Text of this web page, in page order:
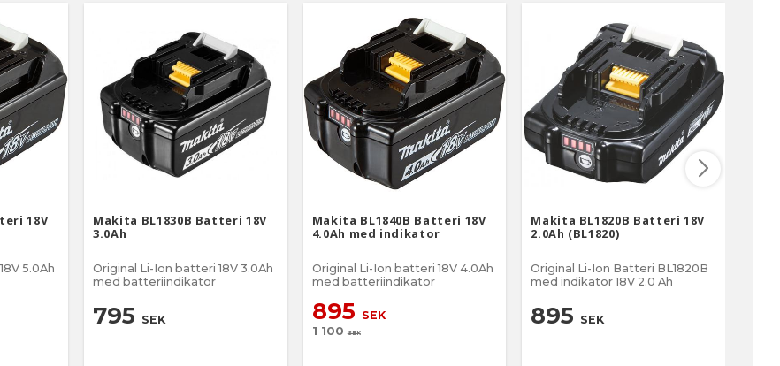
18V
5.0Ah
Makita BL1830B Batteri 18V
3.0Ah
Original Li-Ion batteri 18V 3.0Ah
med batteriindikator
795 SEK
Makita BL1840B Batteri 18V
4.0Ah med indikator
Original Li-Ion batteri 18V 4.0Ah
med batteriindikator
895 SEK
1 100SEK
Makita BL1820B Batteri 18V
2.0Ah (BL1820)
Original Li-Ion Batteri BL1820B
med indikator 18V 2.0 Ah
895 SEK